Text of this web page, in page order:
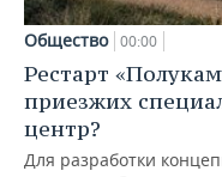
Общество 00:00
Рестарт
приезжих
центр?
Для разработки